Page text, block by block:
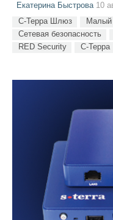
Екатерина Быстрова10
С-Терра Шлюз Малый
Сетевая безопасность
RED Security
С-Терра